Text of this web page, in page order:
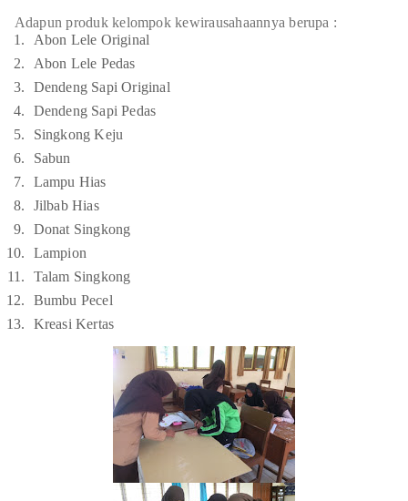
Adapun produk kelompok kewirausahaannya berupa :
Abon Lele Original
Abon Lele Pedas
Dendeng Sapi Original
Dendeng Sapi Pedas
Singkong Keju
Sabun
Lampu Hias
Jilbab Hias
Donat Singkong
Lampion
Talam Singkong
Bumbu Pecel
Kreasi Kertas